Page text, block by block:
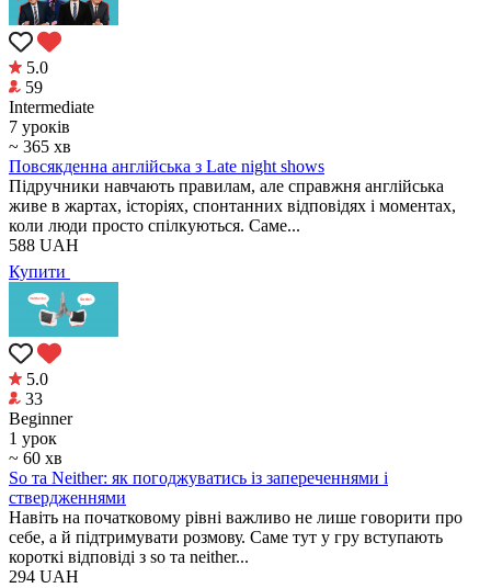
5.0
59
Intermediate
7 уроків
~ 365 хв
Повсякденна англійська з Late night shows
Підручники навчають правилам, але справжня англійська
живе в жартах, історіях, спонтанних відповідях і моментах,
коли люди просто спілкуються. Саме...
588 UAH
Купити
5.0
33
Beginner
1 урок
~ 60 хв
So та Neither: як погоджуватись із запереченнями і
ствердженнями
Навіть на початковому рівні важливо не лише говорити про
себе, а й підтримувати розмову. Саме тут у гру вступають
короткі відповіді з so та neither...
294 UAH